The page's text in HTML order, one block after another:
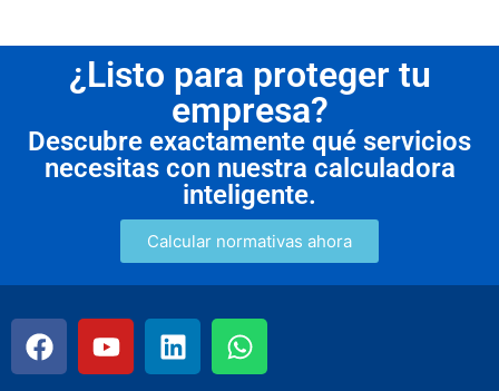
¿Listo para proteger tu
empresa?
Descubre exactamente qué servicios
necesitas con nuestra calculadora
inteligente.
Calcular normativas ahora